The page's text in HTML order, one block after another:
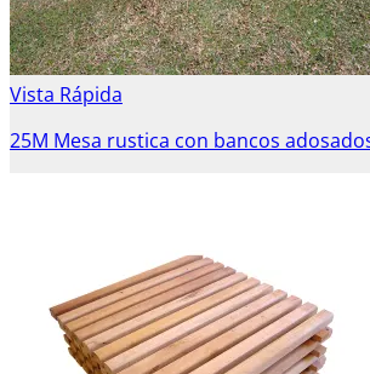
Vista Rápida
25M Mesa rustica con bancos